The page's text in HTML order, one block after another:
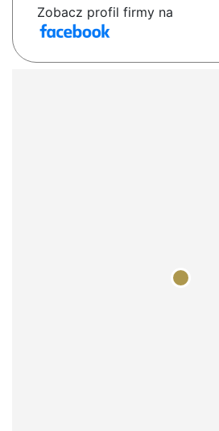
Zobacz profil firmy na